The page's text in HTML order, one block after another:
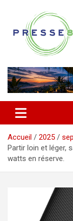
contenu
Presse
Accueil 2025
Partir loin et léger,
watts en réserve.